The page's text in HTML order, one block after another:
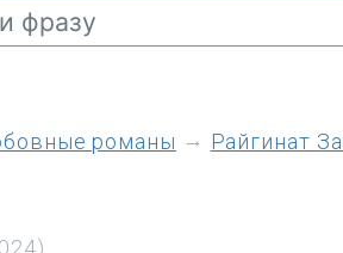
романы Райгинат